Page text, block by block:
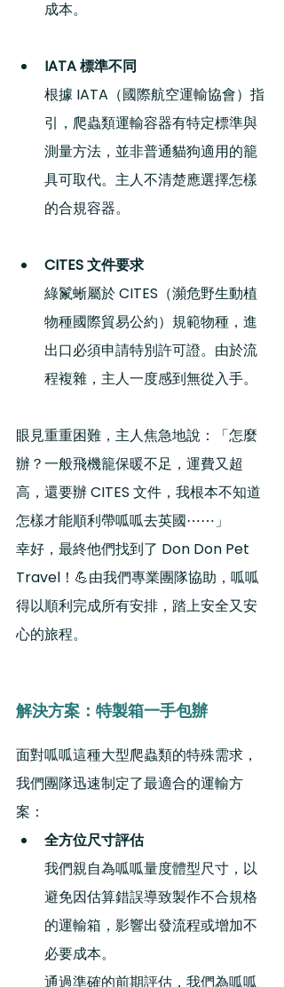
成本。
IATA 標準不同
根據 IATA（國際航空運輸協會）指
引，爬蟲類運輸容器有特定標準與
測量方法，並非普通貓狗適用的籠
具可取代。主人不清楚應選擇怎樣
的合規容器。
CITES 文件要求
綠鬣蜥屬於 CITES（瀕危野生動植
物種國際貿易公約）規範物種，進
出口必須申請特別許可證。由於流
程複雜，主人一度感到無從入手。
眼見重重困難，主人焦急地說：「怎麼
辦？一般飛機籠保暖不足，運費又超
高，還要辦 CITES 文件，我根本不知道
怎樣才能順利帶呱呱去英國⋯⋯」
幸好，最終他們找到了 Don Don Pet
Travel！💪由我們專業團隊協助，呱呱
得以順利完成所有安排，踏上安全又安
心的旅程。
解決方案：特製箱一手包辦
面對呱呱這種大型爬蟲類的特殊需求，
我們團隊迅速制定了最適合的運輸方
案：
全方位尺寸評估
我們親自為呱呱量度體型尺寸，以
避免因估算錯誤導致製作不合規格
的運輸箱，影響出發流程或增加不
必要成本。
通過準確的前期評估，我們為呱呱